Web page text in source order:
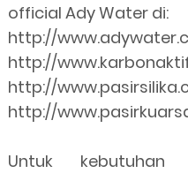
official Ady Water di:
http://
http://
http://
http://
Untuk